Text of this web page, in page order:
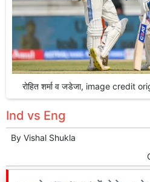
रोहित शर्मा व जडेजा, image credit
Ind vs Eng
By Vishal Shukla